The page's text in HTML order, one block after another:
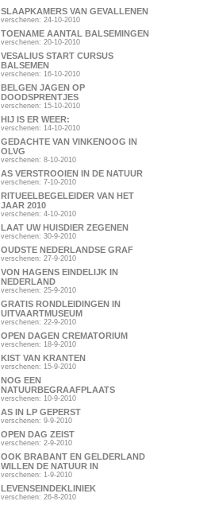
SLAAPKAMERS VAN GEVALLENEN
verschenen: 24-10-2010
TOENAME AANTAL BALSEMINGEN
verschenen: 20-10-2010
VESALIUS START CURSUS
BALSEMEN
verschenen: 16-10-2010
BELGEN JAGEN OP
DOODSPRENTJES
verschenen: 15-10-2010
HIJ IS ER WEER:
verschenen: 14-10-2010
GEDACHTE VAN VINKENOOG IN
OLVG
verschenen: 8-10-2010
AS VERSTROOIEN IN DE NATUUR
verschenen: 7-10-2010
RITUEELBEGELEIDER VAN HET
JAAR 2010
verschenen: 4-10-2010
LAAT UW HUISDIER ZEGENEN
verschenen: 30-9-2010
OUDSTE NEDERLANDSE GRAF
verschenen: 27-9-2010
VON HAGENS EINDELIJK IN
NEDERLAND
verschenen: 25-9-2010
GRATIS RONDLEIDINGEN IN
UITVAARTMUSEUM
verschenen: 22-9-2010
OPEN DAGEN CREMATORIUM
verschenen: 18-9-2010
KIST VAN KRANTEN
verschenen: 15-9-2010
NOG EEN
NATUURBEGRAAFPLAATS
verschenen: 10-9-2010
AS IN LP GEPERST
verschenen: 9-9-2010
OPEN DAG ZEIST
verschenen: 2-9-2010
OOK BRABANT EN GELDERLAND
WILLEN DE NATUUR IN
verschenen: 1-9-2010
LEVENSEINDEKLINIEK
verschenen: 26-8-2010